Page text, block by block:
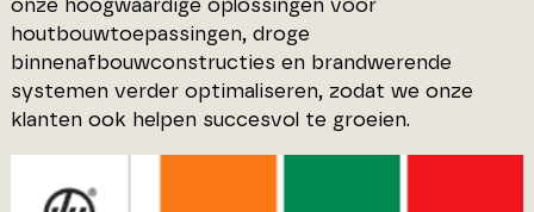
onze hoogwaardige oplossingen voor
houtbouwtoepassingen, droge
binnenafbouwconstructies en brandwerende
systemen verder optimaliseren, zodat we onze
klanten ook helpen succesvol te groeien.